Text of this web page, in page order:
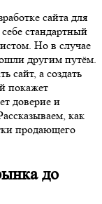
сайта для
стандартный
Но в случае
другим путём.
сайт, а создать
покажет
доверие и
как
продающего
до